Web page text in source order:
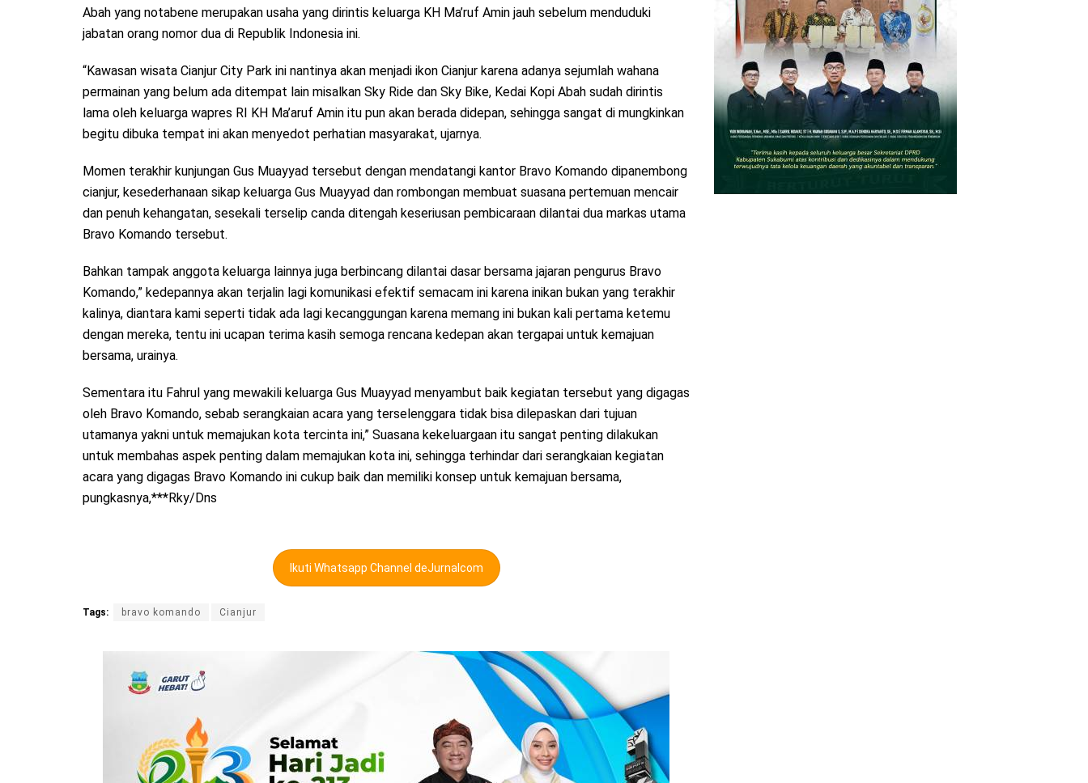
Abah yang notabene merupakan usaha yang dirintis keluarga KH Ma’ruf Amin jauh sebelum menduduki
jabatan orang nomor dua di Republik Indonesia ini.
“Kawasan wisata Cianjur City Park ini nantinya akan menjadi ikon Cianjur karena adanya sejumlah wahana
permainan yang belum ada ditempat lain misalkan Sky Ride dan Sky Bike, Kedai Kopi Abah sudah dirintis
lama oleh keluarga wapres RI KH Ma’aruf Amin itu pun akan berada didepan, sehingga sangat di mungkinkan
begitu dibuka tempat ini akan menyedot perhatian masyarakat, ujarnya.
Momen terakhir kunjungan Gus Muayyad tersebut dengan mendatangi kantor Bravo Komando dipanembong
cianjur, kesederhanaan sikap keluarga Gus Muayyad dan rombongan membuat suasana pertemuan mencair
dan penuh kehangatan, sesekali terselip canda ditengah keseriusan pembicaraan dilantai dua markas utama
Bravo Komando tersebut.
Bahkan tampak anggota keluarga lainnya juga berbincang dilantai dasar bersama jajaran pengurus Bravo
Komando,” kedepannya akan terjalin lagi komunikasi efektif semacam ini karena inikan bukan yang terakhir
kalinya, diantara kami seperti tidak ada lagi kecanggungan karena memang ini bukan kali pertama ketemu
dengan mereka, tentu ini ucapan terima kasih semoga rencana kedepan akan tergapai untuk kemajuan
bersama, urainya.
Sementara itu Fahrul yang mewakili keluarga Gus Muayyad menyambut baik kegiatan tersebut yang digagas
oleh Bravo Komando, sebab serangkaian acara yang terselenggara tidak bisa dilepaskan dari tujuan
utamanya yakni untuk memajukan kota tercinta ini,” Suasana kekeluargaan itu sangat penting dilakukan
untuk membahas aspek penting dalam memajukan kota ini, sehingga terhindar dari serangkaian kegiatan
acara yang digagas Bravo Komando ini cukup baik dan memiliki konsep untuk kemajuan bersama,
pungkasnya,***Rky/Dns
Ikuti Whatsapp Channel deJurnalcom
Tags: bravo komando Cianjur